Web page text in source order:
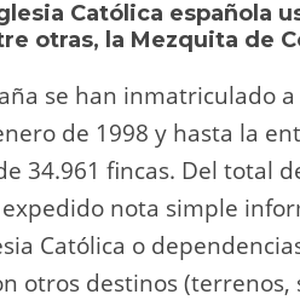
A
p
p
b
o
o
k
t Li
n
k
ar
tir
Católica española
otras, la Mezquita de
se han inmatriculado
de 1998 y hasta la
34.961 fincas. Del total
nota simple
Católica o
otros destinos